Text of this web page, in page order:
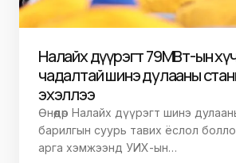
Налайх дүүрэгт 79МВт-ын
чадалтай шинэ дулааны станц
эхэллээ
Өнөөдөр Налайх дүүрэгт шинэ
барилгын суурь тавих ёслол
арга хэмжээнд УИХ-ын…